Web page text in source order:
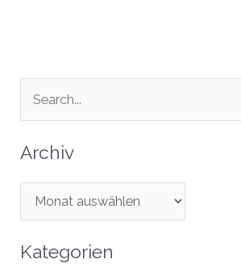
Stadt
n
n
Archiv
r
c
Kategorien